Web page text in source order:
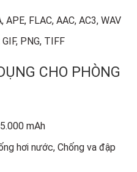
FLAC, AAC, AC3, WAV
PNG, TIFF
CHO PHÒNG
mAh
hơi nước, Chống va đập